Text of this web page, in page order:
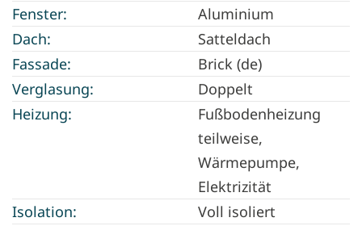
Fenster:
Aluminium
Dach:
Satteldach
Fassade:
Brick (de)
Verglasung:
Doppelt
Heizung:
Fußbodenheizung
teilweise,
Wärmepumpe,
Elektrizität
Isolation:
Voll isoliert